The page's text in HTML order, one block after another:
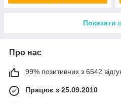
Показати
Про нас
99% позитивних з 6542
Працює з 25.09.2010